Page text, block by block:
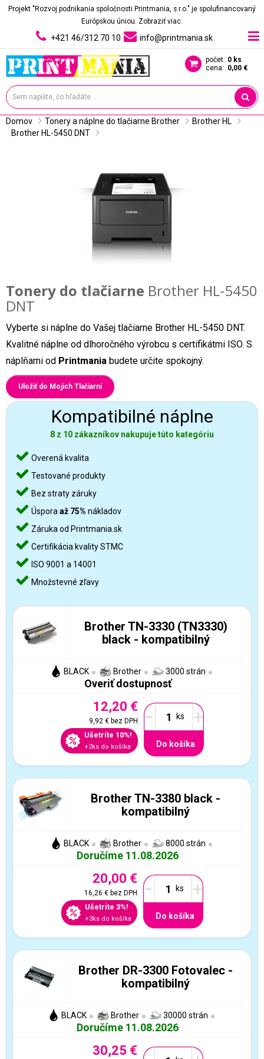
Projekt "Rozvoj podnikania spoločnosti Printmania, s.r.o." je spolufinancovaný
Európskou úniou. Zobraziť viac.
+421 46/312 70 10 info@printmania.sk
počet: 0 ks
cena: 0,00 €
Domov Tonery a náplne do tlačiarne Brother
Brother HL
Brother HL-5450 DNT
Tonery do tlačiarne Brother HL-5450
DNT
Vyberte si náplne do Vašej tlačiarne Brother HL-5450 DNT.
Kvalitné náplne od dlhoročného výrobcu s certifikátmi ISO. S
náplňami od Printmania budete určite spokojný.
Uložiť do Mojich Tlačiarní
Kompatibilné náplne
8 z 10 zákazníkov nakupuje túto kategóriu
Overená kvalita
Testované produkty
Bez straty záruky
Úspora až 75% nákladov
Záruka od Printmania.sk
Certifikácia kvality STMC
ISO 9001 a 14001
Množstevné zľavy
Brother TN-3330 (TN3330)
black - kompatibilný
BLACK Brother 3000 strán
Overiť dostupnosť
12,20 €
9,92 €bez DPH
Ušetríte 10%!
+2ks do košíka
- +
Do košíka
Brother TN-3380 black -
kompatibilný
BLACK Brother 8000 strán
Doručíme 11.08.2026
20,00 €
16,26 €bez DPH
Ušetríte 3%!
+3ks do košíka
- +
Do košíka
Brother DR-3300 Fotovalec -
kompatibilný
BLACK Brother 30000 strán
Doručíme 11.08.2026
30,25 €